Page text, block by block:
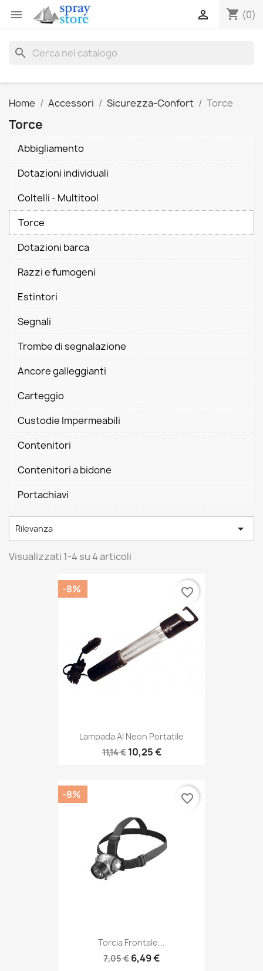
 shopping_cart (0)

search
Home Accessori Sicurezza-Confort Torce
Torce
Abbigliamento
Dotazioni individuali
Coltelli - Multitool
Torce
Dotazioni barca
Razzi e fumogeni
Estintori
Segnali
Trombe di segnalazione
Ancore galleggianti
Carteggio
Custodie Impermeabili
Contenitori
Contenitori a bidone
Portachiavi
Rilevanza 
Visualizzati 1-4 su 4 articoli
Lampada Al Neon Portatile
11,14 € 10,25 €
-8% favorite_border
Torcia Frontale...
7,05 € 6,49 €
-8% favorite_border